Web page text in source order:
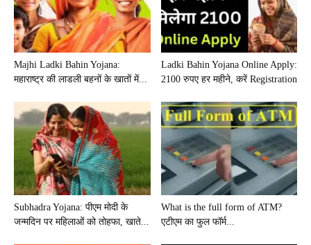
Majhi Ladki Bahin Yojana:
महाराष्ट्र की लाडली बहनों के खातों में...
Ladki Bahin Yojana Online Apply:
2100 रुपए हर महीने, करें Registration
Subhadra Yojana: पीएम मोदी के
जन्मदिन पर महिलाओं को तोहफा, खाते...
What is the full form of ATM?
एटीएम का फुल फॉर्म...